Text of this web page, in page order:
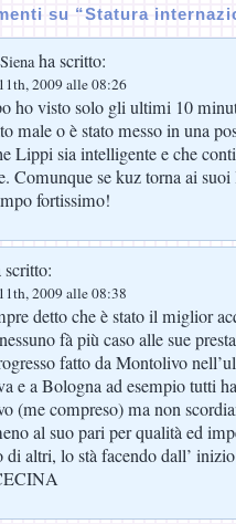
su “Statura
ha scritto:
2009 alle 08:26
ho visto solo gli ultimi 10
male o è stato messo in una
Lippi sia intelligente e che
Comunque se kuz torna ai
fortissimo!
scritto:
2009 alle 08:38
detto che è stato il miglior
fà più caso alle sue
fatto da Montolivo
e a Bologna ad esempio tutti
(me compreso) ma non
al suo pari per qualità ed
di altri, lo stà facendo dall’